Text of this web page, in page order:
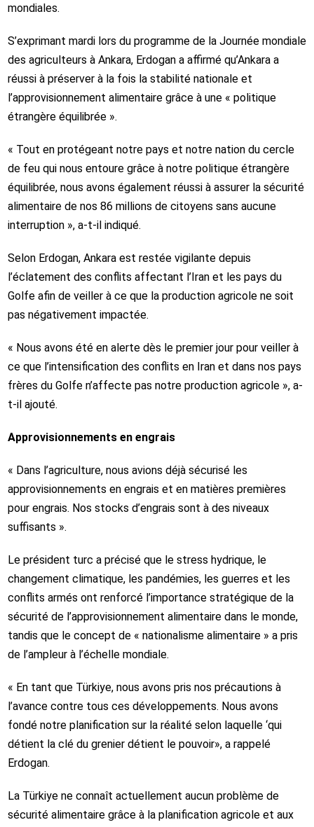
mondiales.
S’exprimant mardi lors du programme de la Journée mondiale
des agriculteurs à Ankara, Erdogan a affirmé qu’Ankara a
réussi à préserver à la fois la stabilité nationale et
l’approvisionnement alimentaire grâce à une « politique
étrangère équilibrée ».
« Tout en protégeant notre pays et notre nation du cercle
de feu qui nous entoure grâce à notre politique étrangère
équilibrée, nous avons également réussi à assurer la sécurité
alimentaire de nos 86 millions de citoyens sans aucune
interruption », a-t-il indiqué.
Selon Erdogan, Ankara est restée vigilante depuis
l’éclatement des conflits affectant l’Iran et les pays du
Golfe afin de veiller à ce que la production agricole ne soit
pas négativement impactée.
« Nous avons été en alerte dès le premier jour pour veiller à
ce que l’intensification des conflits en Iran et dans nos pays
frères du Golfe n’affecte pas notre production agricole », a-
t-il ajouté.
Approvisionnements en engrais
« Dans l’agriculture, nous avions déjà sécurisé les
approvisionnements en engrais et en matières premières
pour engrais. Nos stocks d’engrais sont à des niveaux
suffisants ».
Le président turc a précisé que le stress hydrique, le
changement climatique, les pandémies, les guerres et les
conflits armés ont renforcé l’importance stratégique de la
sécurité de l’approvisionnement alimentaire dans le monde,
tandis que le concept de « nationalisme alimentaire » a pris
de l’ampleur à l’échelle mondiale.
« En tant que Türkiye, nous avons pris nos précautions à
l’avance contre tous ces développements. Nous avons
fondé notre planification sur la réalité selon laquelle ‘qui
détient la clé du grenier détient le pouvoir», a rappelé
Erdogan.
La Türkiyene connaît actuellement aucun problème de
sécurité alimentaire grâce à la planification agricole et aux